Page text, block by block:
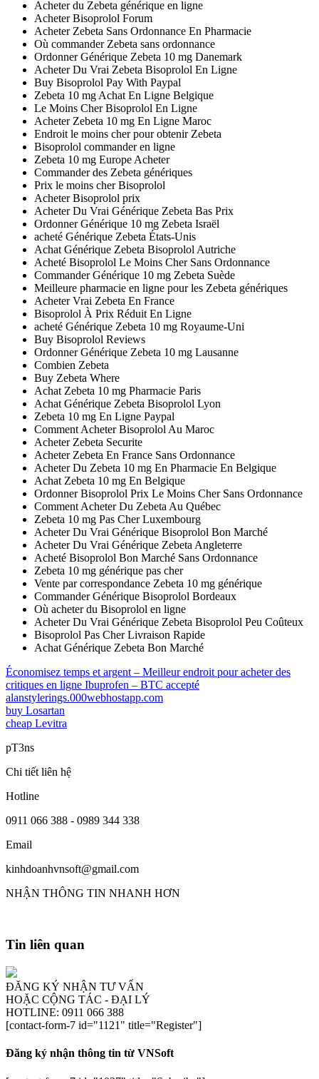
Acheter du Zebeta générique en ligne
Acheter Bisoprolol Forum
Acheter Zebeta Sans Ordonnance En Pharmacie
Où commander Zebeta sans ordonnance
Ordonner Générique Zebeta 10 mg Danemark
Acheter Du Vrai Zebeta Bisoprolol En Ligne
Buy Bisoprolol Pay With Paypal
Zebeta 10 mg Achat En Ligne Belgique
Le Moins Cher Bisoprolol En Ligne
Acheter Zebeta 10 mg En Ligne Maroc
Endroit le moins cher pour obtenir Zebeta
Bisoprolol commander en ligne
Zebeta 10 mg Europe Acheter
Commander des Zebeta génériques
Prix le moins cher Bisoprolol
Acheter Bisoprolol prix
Acheter Du Vrai Générique Zebeta Bas Prix
Ordonner Générique 10 mg Zebeta Israël
acheté Générique Zebeta États-Unis
Achat Générique Zebeta Bisoprolol Autriche
Acheté Bisoprolol Le Moins Cher Sans Ordonnance
Commander Générique 10 mg Zebeta Suède
Meilleure pharmacie en ligne pour les Zebeta génériques
Acheter Vrai Zebeta En France
Bisoprolol À Prix Réduit En Ligne
acheté Générique Zebeta 10 mg Royaume-Uni
Buy Bisoprolol Reviews
Ordonner Générique Zebeta 10 mg Lausanne
Combien Zebeta
Buy Zebeta Where
Achat Zebeta 10 mg Pharmacie Paris
Achat Générique Zebeta Bisoprolol Lyon
Zebeta 10 mg En Ligne Paypal
Comment Acheter Bisoprolol Au Maroc
Acheter Zebeta Securite
Acheter Zebeta En France Sans Ordonnance
Acheter Du Zebeta 10 mg En Pharmacie En Belgique
Achat Zebeta 10 mg En Belgique
Ordonner Bisoprolol Prix Le Moins Cher Sans Ordonnance
Comment Acheter Du Zebeta Au Québec
Zebeta 10 mg Pas Cher Luxembourg
Acheter Du Vrai Générique Bisoprolol Bon Marché
Acheter Du Vrai Générique Zebeta Angleterre
Acheté Bisoprolol Bon Marché Sans Ordonnance
Zebeta 10 mg générique pas cher
Vente par correspondance Zebeta 10 mg générique
Commander Générique Bisoprolol Bordeaux
Où acheter du Bisoprolol en ligne
Acheter Du Vrai Générique Zebeta Bisoprolol Peu Coûteux
Bisoprolol Pas Cher Livraison Rapide
Achat Générique Zebeta Bon Marché
Économisez temps et argent – Meilleur endroit pour acheter des
critiques en ligne Ibuprofen – BTC accepté
alanstylerings.000webhostapp.com
buy Losartan
cheap Levitra
pT3ns
Chi tiết liên hệ
Hotline
0911 066 388 - 0989 344 338
Email
kinhdoanhvnsoft@gmail.com
NHẬN THÔNG TIN NHANH HƠN
Tin liên quan
ĐĂNG KÝ NHẬN TƯ VẤN
HOẶC CỘNG TÁC - ĐẠI LÝ
HOTLINE: 0911 066 388
[contact-form-7 id="1121" title="Register"]
Đăng ký nhận thông tin từ VNSoft